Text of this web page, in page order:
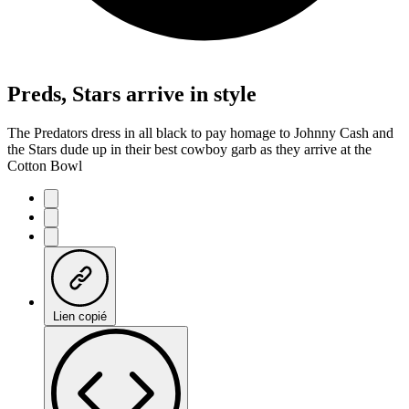
Preds, Stars arrive in style
The Predators dress in all black to pay homage to Johnny Cash and
the Stars dude up in their best cowboy garb as they arrive at the
Cotton Bowl
Lien copié